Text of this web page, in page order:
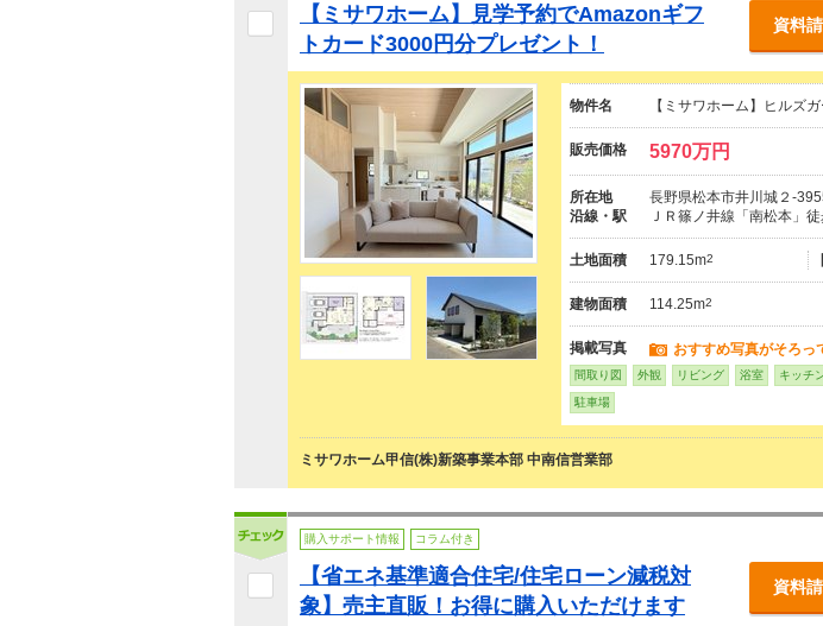
【ミサワホーム】見学予約でAmazonギフ
トカード3000円分プレゼント！
資料
物件名 【ミサワホーム】ヒルズ
販売価格 5970万円
所在地
長野県松本市井川城２-
沿線・駅
ＪＲ篠ノ井線「南松本」
土地面積 179.15m2
建物面積 114.25m2
掲載写真 おすすめ写真がそろっ
間取り図 外観 リビング 浴室 キッチ
駐車場
ミサワホーム甲信(株)新築事業本部 中南信営業部
購入サポート情報 コラム付き
【省エネ基準適合住宅/住宅ローン減税対
象】売主直販！お得に購入いただけます
資料